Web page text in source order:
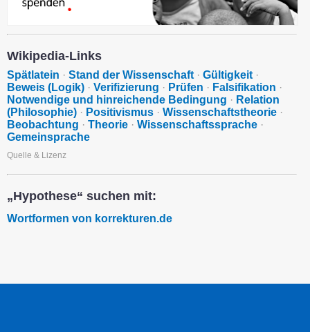
Wikipedia-Links
Spätlatein · Stand der Wissenschaft · Gültigkeit ·
Beweis (Logik) · Verifizierung · Prüfen · Falsifikation ·
Notwendige und hinreichende Bedingung · Relation
(Philosophie) · Positivismus · Wissenschaftstheorie ·
Beobachtung · Theorie · Wissenschaftssprache ·
Gemeinsprache
Quelle & Lizenz
„Hypothese“ suchen mit:
Wortformen von korrekturen.de